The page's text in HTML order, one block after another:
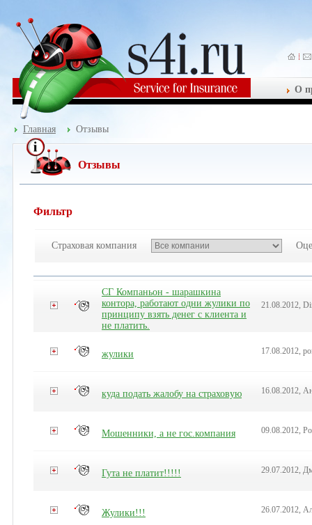
О
Главная Отзывы
Отзывы
Фильтр
Страховая компания
СГ Компаньон - шарашкина
контора, работают одни жулики по
принципу взять денег с клиента и
не платить.
21.08.2012,
жулики 17.08.2012,
куда подать жалобу на страховую 16.08.2012,
Мошенники, а не гос.компания 09.08.2012,
Гута не платит!!!!! 29.07.2012,
Жулики!!! 26.07.2012,